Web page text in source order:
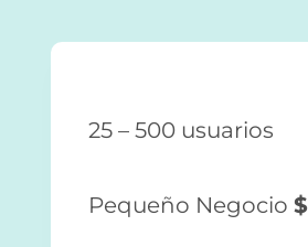
25 – 500 usuarios
Pequeño Negocio